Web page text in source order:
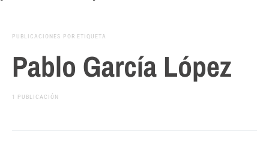
PUBLICACIONES POR ETIQUETA
Pablo García López
1 PUBLICACIÓN